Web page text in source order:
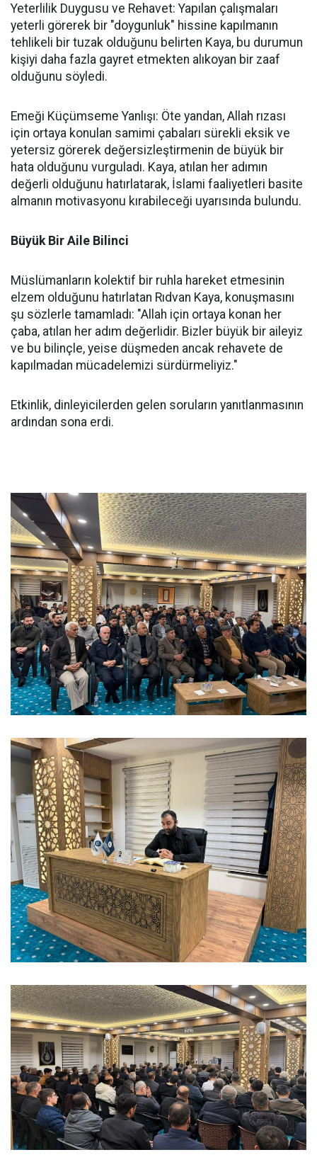
Yeterlilik Duygusu ve Rehavet: Yapılan çalışmaları
yeterli görerek bir "doygunluk" hissine kapılmanın
tehlikeli bir tuzak olduğunu belirten Kaya, bu durumun
kişiyi daha fazla gayret etmekten alıkoyan bir zaaf
olduğunu söyledi.
Emeği Küçümseme Yanlışı: Öte yandan, Allah rızası
için ortaya konulan samimi çabaları sürekli eksik ve
yetersiz görerek değersizleştirmenin de büyük bir
hata olduğunu vurguladı. Kaya, atılan her adımın
değerli olduğunu hatırlatarak, İslami faaliyetleri basite
almanın motivasyonu kırabileceği uyarısında bulundu.
Büyük Bir Aile Bilinci
Müslümanların kolektif bir ruhla hareket etmesinin
elzem olduğunu hatırlatan Rıdvan Kaya, konuşmasını
şu sözlerle tamamladı: "Allah için ortaya konan her
çaba, atılan her adım değerlidir. Bizler büyük bir aileyiz
ve bu bilinçle, yeise düşmeden ancak rehavete de
kapılmadan mücadelemizi sürdürmeliyiz."
Etkinlik, dinleyicilerden gelen soruların yanıtlanmasının
ardından sona erdi.